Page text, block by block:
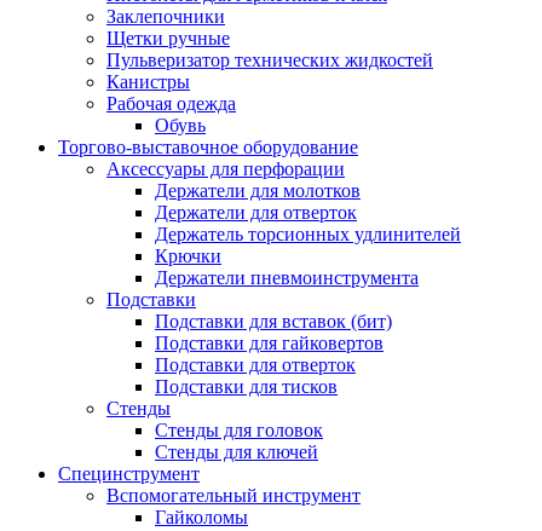
Заклепочники
Щетки ручные
Пульверизатор технических жидкостей
Канистры
Рабочая одежда
Обувь
Торгово-выставочное оборудование
Аксессуары для перфорации
Держатели для молотков
Держатели для отверток
Держатель торсионных удлинителей
Крючки
Держатели пневмоинструмента
Подставки
Подставки для вставок (бит)
Подставки для гайковертов
Подставки для отверток
Подставки для тисков
Стенды
Стенды для головок
Стенды для ключей
Специнструмент
Вспомогательный инструмент
Гайколомы